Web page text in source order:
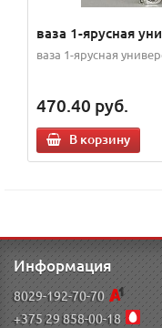
ваза 1-ярусная
ваза 1-ярусная
470.40 руб.
В корзину
Информация
8029-192-70-70
+375 29 858-00-18